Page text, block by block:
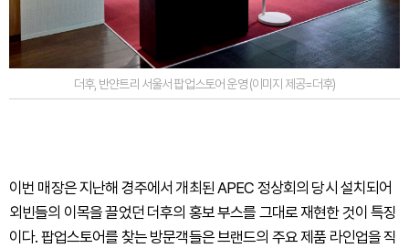
더후, 반얀트리 서울서 팝업스토어 운영 (이미지 제공=더후)
이번 매장은 지난해 경주에서 개최된 APEC 정상회의 당시 설치되어
외빈들의 이목을 끌었던 더후의 홍보 부스를 그대로 재현한 것이 특징
이다. 팝업스토어를 찾는 방문객들은 브랜드의 주요 제품 라인업을 직